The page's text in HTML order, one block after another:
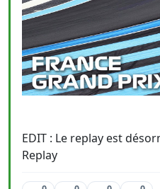
EDIT : Le replay est
Replay